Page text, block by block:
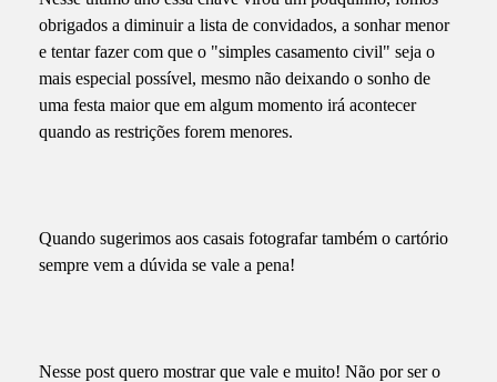
obrigados a diminuir a lista de convidados, a sonhar menor
e tentar fazer com que o "simples casamento civil" seja o
mais especial possível, mesmo não deixando o sonho de
uma festa maior que em algum momento irá acontecer
quando as restrições forem menores.
Quando sugerimos aos casais fotografar também o cartório
sempre vem a dúvida se vale a pena!
Nesse post quero mostrar que vale e muito! Não por ser o